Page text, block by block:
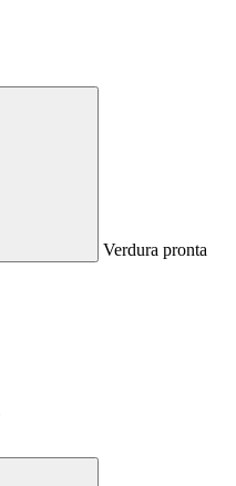
Verdura pronta